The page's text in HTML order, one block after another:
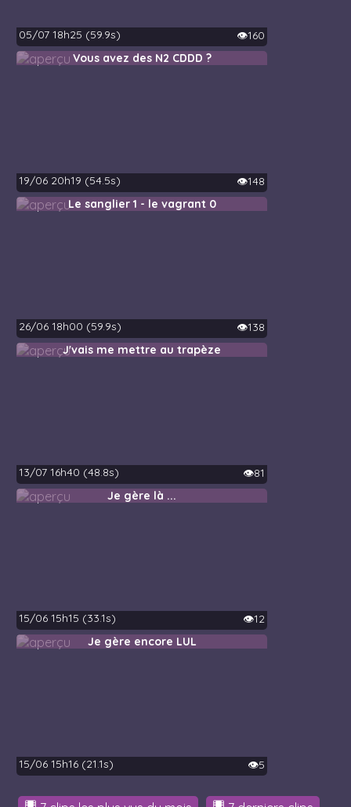
05/07 18h25 (59.9s)
👁️160
Vous avez des N2 CDDD ?
19/06 20h19 (54.5s)
👁️148
Le sanglier 1 - le vagrant 0
26/06 18h00 (59.9s)
👁️138
J'vais me mettre au trapèze
13/07 16h40 (48.8s)
👁️81
Je gère là ...
15/06 15h15 (33.1s)
👁️12
Je gère encore LUL
15/06 15h16 (21.1s) 👁️5